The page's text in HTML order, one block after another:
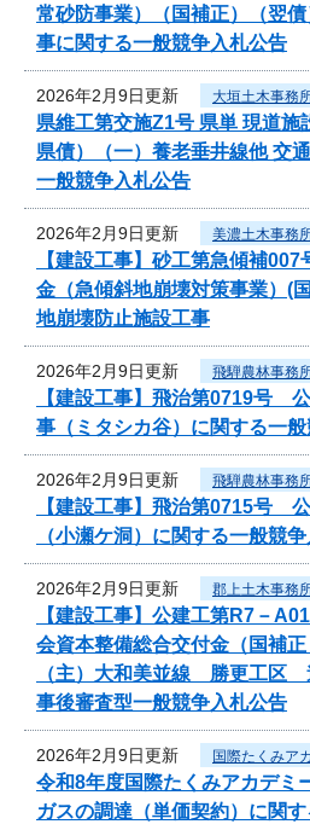
常砂防事業）（国補正）（翌
事に関する一般競争入札公告
2026年2月9日更新 大垣土木事務
県維工第交施Z1号 県単 現道施
県債）（一）養老垂井線他 交
一般競争入札公告
2026年2月9日更新 美濃土木事務
【建設工事】砂工第急傾補
金（急傾斜地崩壊対策事業）(
地崩壊防止施設工事
2026年2月9日更新 飛騨農林事務
【建設工事】飛治第0719号
事（ミタシカ谷）に関する一
2026年2月9日更新 飛騨農林事務
【建設工事】飛治第0715号
（小瀬ケ洞）に関する一般競
2026年2月9日更新 郡上土木事務
【建設工事】公建工第R7－
会資本整備総合交付金（国補正
（主）大和美並線 勝更工区
事後審査型一般競争入札公告
2026年2月9日更新 国際たくみア
令和8年度国際たくみアカデミ
ガスの調達（単価契約）に関